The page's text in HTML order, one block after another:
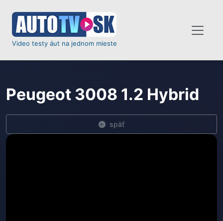
Video testy áut na jednom mieste
Peugeot 3008 1.2 Hybrid
späť